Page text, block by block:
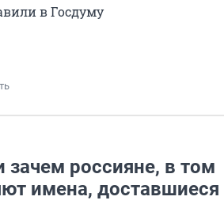
в Госдуму
зачем россияне, в том
имена, доставшиеся